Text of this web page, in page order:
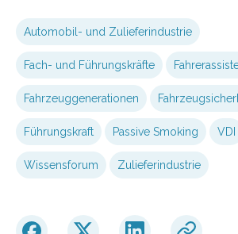
Automobil- und Zulieferindustrie
Fach- und Führungskräfte
Fahrzeuggenerationen
Führungskraft Passive Smoking VDI
Wissensforum Zulieferindustrie